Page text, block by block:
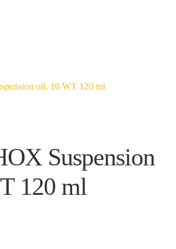
oil, 10 WT 120 ml
Suspension
120 ml